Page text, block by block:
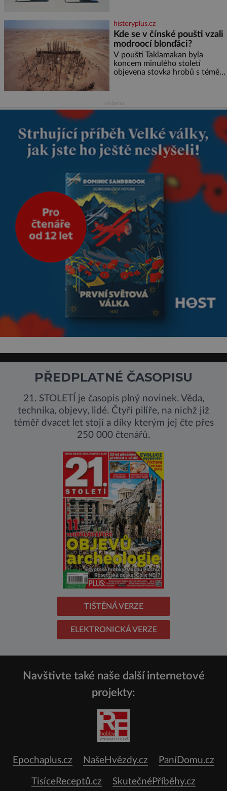
cestujícím devět dalších
destinací v jižní a střední Africe
a u
historyplus.cz
Kde se v čínské poušti vzali
modroocí blonďáci?
V poušti Taklamakan byla
koncem minulého století
objevena stovka hrobů s téměř
modrou filcovou čapkou, z níž
se draly blonďaté vlásky. Fakt,
že jsou těla dávných lidí
nesmírně dobře zachovalá,
přičítají odborníci zdejším
klimatickým podmínkám.
Sucho, prosolené písky a
extrémně
PŘEDPLATNÉ ČASOPISU
21. STOLETÍ je časopis plný novinek. Věda,
technika, objevy, lidé. Čtyři pilíře, na nichž již
téměř dvacet let stojí a díky kterým jej čte přes
250 000 čtenářů.
TIŠTĚNÁ VERZE
ELEKTRONICKÁ VERZE
Navštivte také naše další internetové
projekty:
Epochaplus.cz NašeHvězdy.cz PaníDomu.cz
TisíceReceptů.cz SkutečnéPříběhy.cz